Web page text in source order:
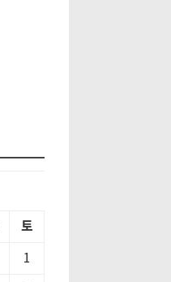
토
1